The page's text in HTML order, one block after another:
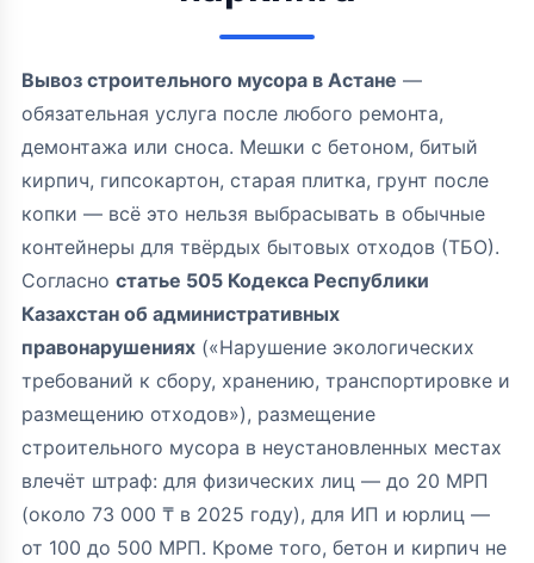
Вывоз строительного мусора в Астане —
обязательная услуга после любого ремонта,
демонтажа или сноса. Мешки с бетоном, битый
кирпич, гипсокартон, старая плитка, грунт после
копки — всё это нельзя выбрасывать в обычные
контейнеры для твёрдых бытовых отходов (ТБО).
Согласно статье 505 Кодекса Республики
Казахстан об административных
правонарушениях («Нарушение экологических
требований к сбору, хранению, транспортировке и
размещению отходов»), размещение
строительного мусора в неустановленных местах
влечёт штраф: для физических лиц — до 20 МРП
(около 73 000 ₸ в 2025 году), для ИП и юрлиц —
от 100 до 500 МРП. Кроме того, бетон и кирпич не